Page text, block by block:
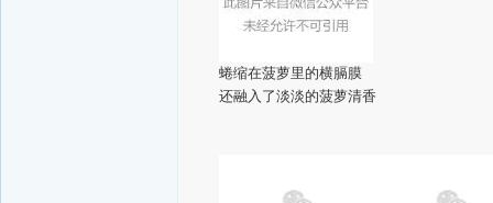
蜷缩在菠萝里的横膈膜
还融入了淡淡的菠萝清香